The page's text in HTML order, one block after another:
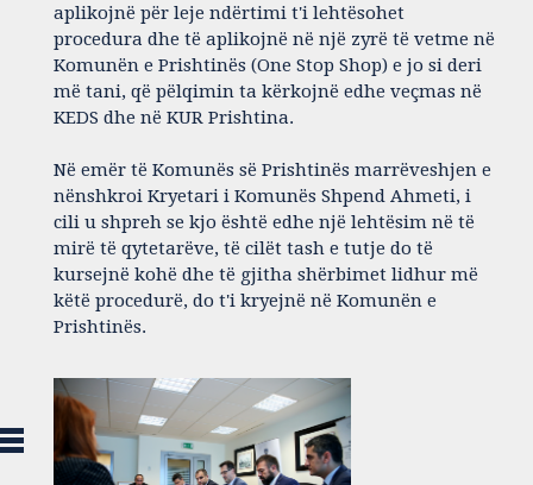
aplikojnë për leje ndërtimi t'i lehtësohet
procedura dhe të aplikojnë në një zyrë të vetme në
Komunën e Prishtinës (One Stop Shop) e jo si deri
më tani, që pëlqimin ta kërkojnë edhe veçmas në
KEDS dhe në KUR Prishtina.
Në emër të Komunës së Prishtinës marrëveshjen e
nënshkroi Kryetari i Komunës Shpend Ahmeti, i
cili u shpreh se kjo është edhe një lehtësim në të
mirë të qytetarëve, të cilët tash e tutje do të
kursejnë kohë dhe të gjitha shërbimet lidhur më
këtë procedurë, do t'i kryejnë në Komunën e
Prishtinës.